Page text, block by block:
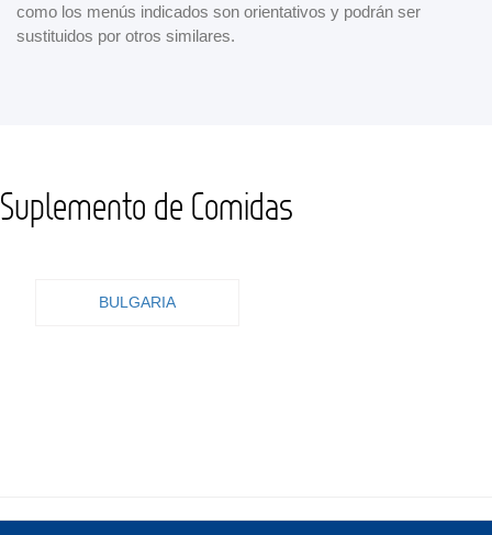
como los menús indicados son orientativos y podrán ser
sustituidos por otros similares.
Suplemento de Comidas
BULGARIA